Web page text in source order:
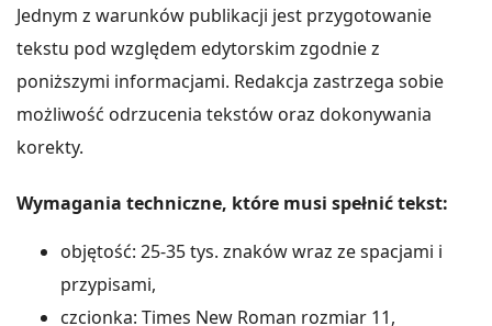
Jednym z warunków publikacji jest przygotowanie
tekstu pod względem edytorskim zgodnie z
poniższymi informacjami. Redakcja zastrzega sobie
możliwość odrzucenia tekstów oraz dokonywania
korekty.
Wymagania techniczne, które musi spełnić tekst:
objętość: 25-35 tys. znaków wraz ze spacjami i
przypisami,
czcionka: Times New Roman rozmiar 11,